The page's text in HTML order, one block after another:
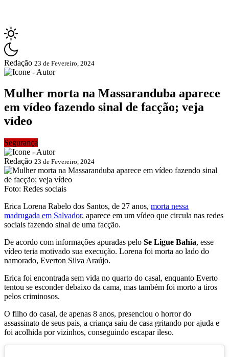
Redação 23 de Fevereiro, 2024
Mulher morta na Massaranduba aparece
em vídeo fazendo sinal de facção; veja
vídeo
Segurança
Redação 23 de Fevereiro, 2024
Foto: Redes sociais
Erica Lorena Rabelo dos Santos, de 27 anos, morta nessa
madrugada em Salvador, aparece em um vídeo que circula nas redes
sociais fazendo sinal de uma facção.
De acordo com informações apuradas pelo Se Ligue Bahia, esse
vídeo teria motivado sua execução. Lorena foi morta ao lado do
namorado, Everton Silva Araújo.
Erica foi encontrada sem vida no quarto do casal, enquanto Everto
tentou se esconder debaixo da cama, mas também foi morto a tiros
pelos criminosos.
O filho do casal, de apenas 8 anos, presenciou o horror do
assassinato de seus pais, a criança saiu de casa gritando por ajuda e
foi acolhida por vizinhos, conseguindo escapar ileso.